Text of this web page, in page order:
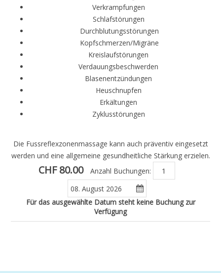
Verkrampfungen
Schlafstörungen
Durchblutungsstörungen
Kopfschmerzen/Migräne
Kreislaufstörungen
Verdauungsbeschwerden
Blasenentzündungen
Heuschnupfen
Erkältungen
Zyklusstörungen
Die Fussreflexzonenmassage kann auch präventiv eingesetzt
werden und eine allgemeine gesundheitliche Stärkung erzielen.
CHF 80.00 Anzahl Buchungen:
Für das ausgewählte Datum steht keine Buchung zur
Verfügung